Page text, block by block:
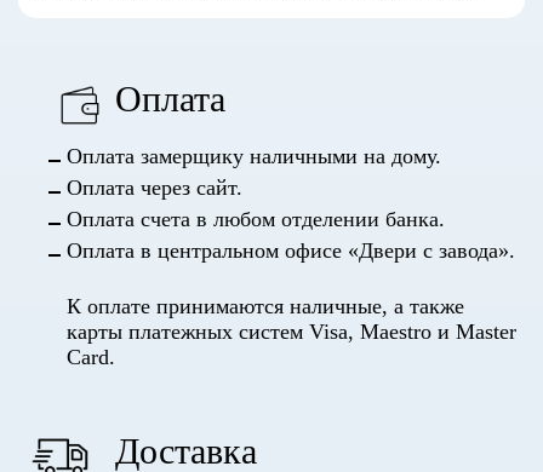
Оплата
Оплата замерщику наличными на дому.
Оплата через сайт.
Оплата счета в любом отделении банка.
Оплата в центральном офисе «Двери с завода».
К оплате принимаются наличные, а также
карты платежных систем Visa, Maestro и Master
Card.
Доставка